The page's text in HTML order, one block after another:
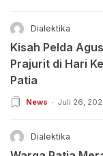
Dialektika
Kisah Pelda
Prajurit di Hari
Patia
News Juli 26,
Dialektika